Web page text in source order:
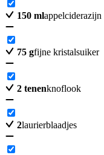
150 mlappelciderazijn
75 gfijne kristalsuiker
2 tenenknoflook
2laurierblaadjes